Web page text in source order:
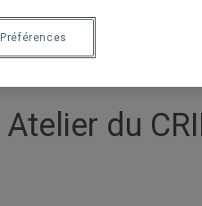
Atelier du
Préférences